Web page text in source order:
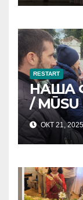
RESTART
НАША
/ MŪSU
ОКТ 21, 2025